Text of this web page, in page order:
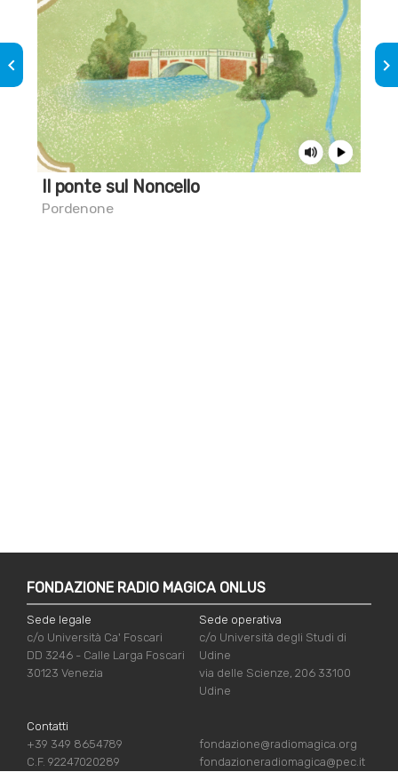
Il ponte sul Noncello
Pordenone
keyboard_arrow_left keyboard_arrow_right
FONDAZIONE RADIO MAGICA ONLUS
Sede legale
c/o Università Ca' Foscari
DD 3246 - Calle Larga Foscari
30123 Venezia
Sede operativa
c/o Università degli Studi di
Udine
via delle Scienze, 206 33100
Udine
Contatti
+39 349 8654789
C.F. 92247020289
fondazione@radiomagica.org
fondazioneradiomagica@pec.it